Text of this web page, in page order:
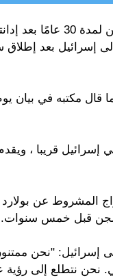
من المتوقع أن يسافر جوناثان بولارد ،
إسرائيل بعد إطلاق
قال مكتبه في بيان
إسرائيل قريبا ،
المشروط عن
السجن قبل خمس سنوات.
إسرائيل: "نحن
نتطلع إلى رؤية